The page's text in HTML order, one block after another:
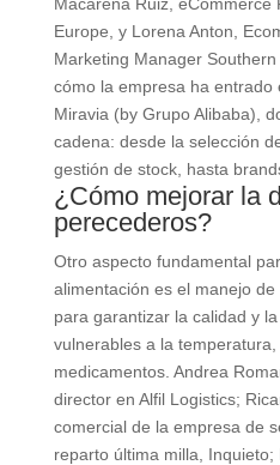
Europe, y Lorena Anton,
Marketing Manager
cómo la empresa ha entrado
Miravia (by Grupo Alibaba),
cadena: desde la selección
gestión de stock, hasta
¿Cómo mejorar la
perecederos?
Otro aspecto fundamental
alimentación es el manejo
para garantizar la calidad y
vulnerables a la
medicamentos. Andrea
director en Alfil Logistics;
comercial de la empresa de
reparto última milla,